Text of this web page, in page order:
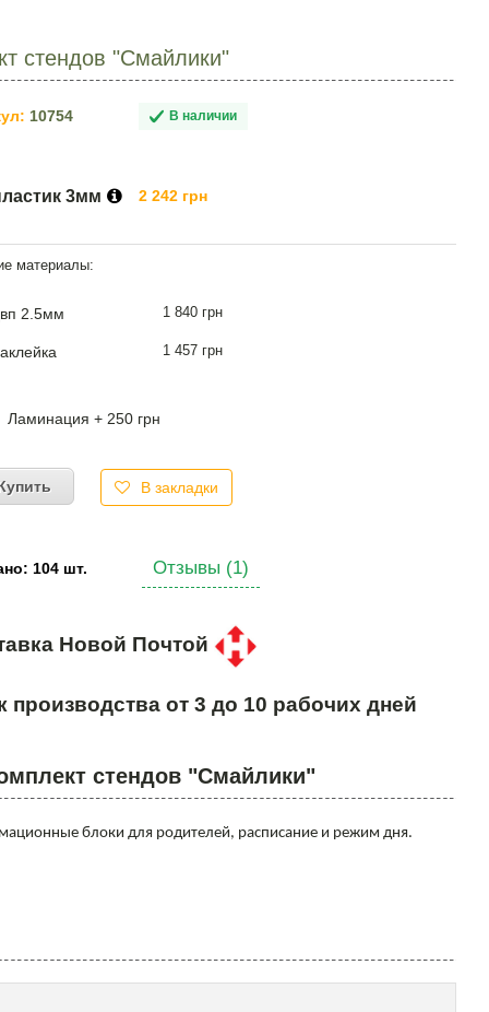
стендов "Смайлики"
10754 В наличии
3мм 2 242 грн
2.5мм 1 840 грн
1 457 грн
Ламинация + 250 грн
В закладки
104 шт. Отзывы (1)
Новой Почтой
производства от 3 до 10 рабочих дней
стендов "Смайлики"
блоки для родителей, расписание и режим дня.